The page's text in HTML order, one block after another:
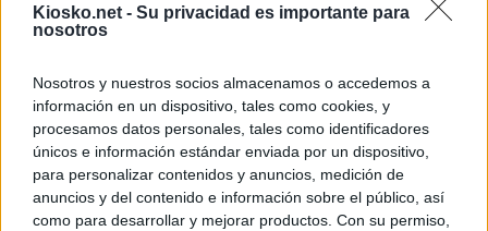
Kiosko.net - Su privacidad es importante para
nosotros
Nosotros y nuestros socios almacenamos o accedemos a
información en un dispositivo, tales como cookies, y
procesamos datos personales, tales como identificadores
únicos e información estándar enviada por un dispositivo,
para personalizar contenidos y anuncios, medición de
anuncios y del contenido e información sobre el público, así
como para desarrollar y mejorar productos. Con su permiso,